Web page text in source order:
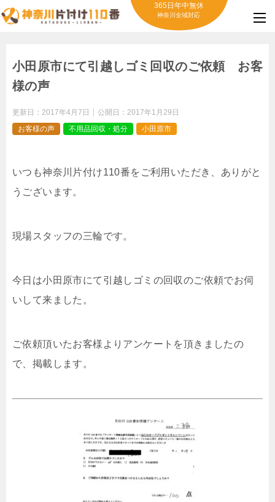
365日年中無休
神奈川全域対応
小田原市にて引越しゴミ回収のご依頼 お客
様の声
更新日： 2017年4月7日 公開日： 2017年1月29日
お客様の声
不用品回収・処分 小田原市
いつも神奈川片付け110番をご利用いただき、ありがと
うございます。
現場スタッフの三輪です。
今日は小田原市にて引越しゴミの回収のご依頼でお伺
いして来ました。
ご依頼頂いたお客様よりアンケートを頂きましたの
で、掲載します。